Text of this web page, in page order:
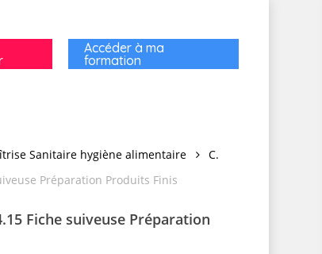
Accéder à ma
formation
Sanitaire hygiène alimentaire
C.
Préparation Produits Finis
Fiche suiveuse Préparation